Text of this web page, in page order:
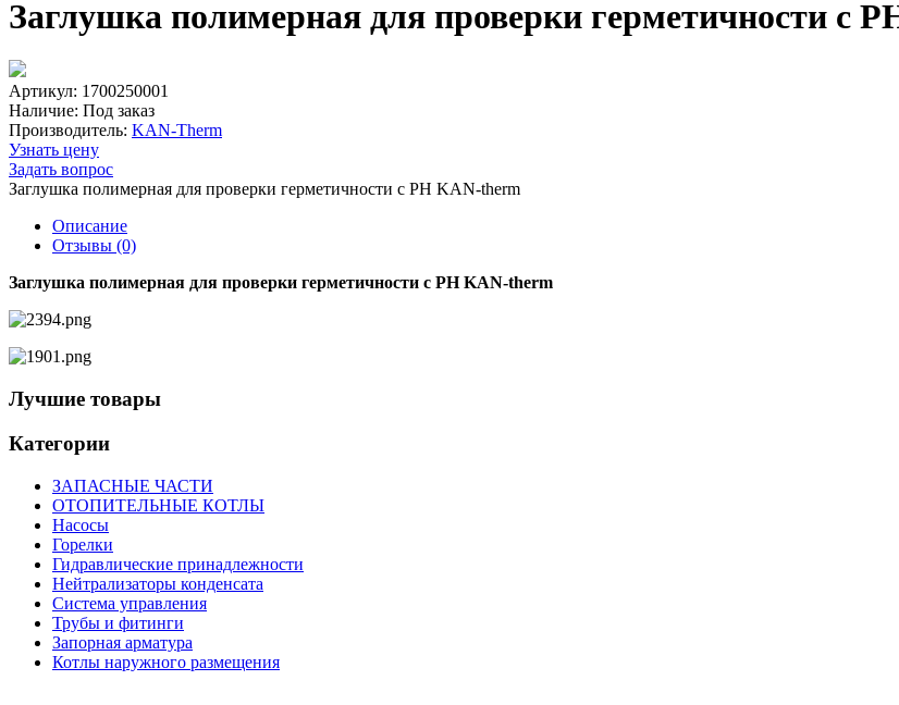
Заглушка полимерная для проверки герметичности с
Артикул: 1700250001
Наличие: Под заказ
Производитель: KAN-Therm
Узнать цену
Задать вопрос
Заглушка полимерная для проверки герметичности с РН KAN-therm
Описание
Отзывы (0)
Заглушка полимерная для проверки герметичности с РН KAN-therm
Лучшие товары
Категории
ЗАПАСНЫЕ ЧАСТИ
ОТОПИТЕЛЬНЫЕ КОТЛЫ
Насосы
Горелки
Гидравлические принадлежности
Нейтрализаторы конденсата
Система управления
Трубы и фитинги
Запорная арматура
Котлы наружного размещения